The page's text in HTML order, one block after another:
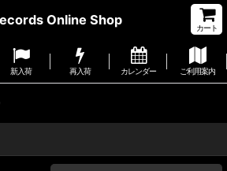
Online Shop
カート
新入荷 再入荷 カレンダー ご利用案内